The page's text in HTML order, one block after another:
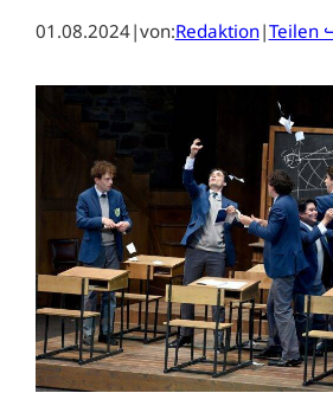
01.08.2024|von:Redaktion|Teilen